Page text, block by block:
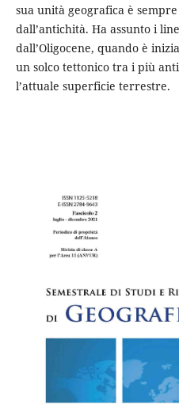
sua unità geografica è
dall’antichità. Ha assunto i
dall’Oligocene, quando è
un solco tettonico tra i più
l’attuale superficie terrestre.